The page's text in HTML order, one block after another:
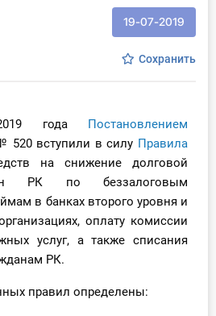
19-07-2019
Сохранить
года
Постановлением
520 вступили в силу Правила
на снижение долговой
РК по беззалоговым
в банках второго уровня и
оплату комиссии
услуг, а также списания
РК.
правил определены: